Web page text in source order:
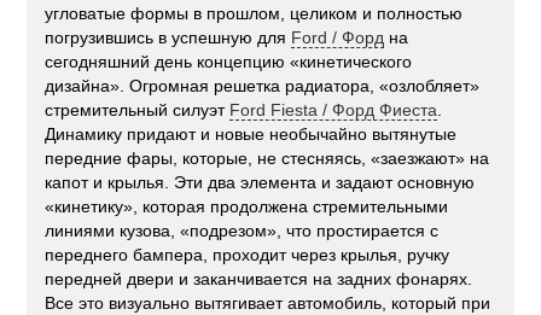
угловатые формы в прошлом, целиком и полностью
погрузившись в успешную для Ford / Форд на
сегодняшний день концепцию «кинетического
дизайна». Огромная решетка радиатора, «озлобляет»
стремительный силуэт Ford Fiesta / Форд Фиеста
Динамику придают и новые необычайно вытянутые
передние фары, которые, не стесняясь, «заезжают» на
капот и крылья. Эти два элемента и задают основную
«кинетику», которая продолжена стремительными
линиями кузова, «подрезом», что простирается с
переднего бампера, проходит через крылья, ручку
передней двери и заканчивается на задних фонарях.
Все это визуально вытягивает автомобиль, который при